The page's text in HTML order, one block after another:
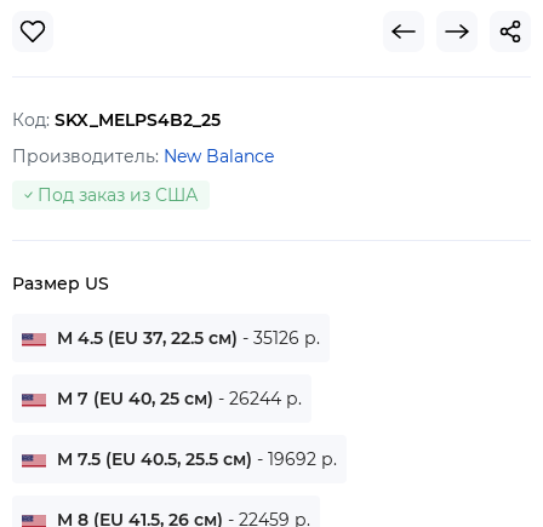
Код: SKX_MELPS4B2_25
Производитель: New Balance
Под заказ из США
Размер US
M 4.5 (EU 37, 22.5 см) - 35126 р.
M 7 (EU 40, 25 см) - 26244 р.
M 7.5 (EU 40.5, 25.5 см) - 19692 р.
M 8 (EU 41.5, 26 см) - 22459 р.